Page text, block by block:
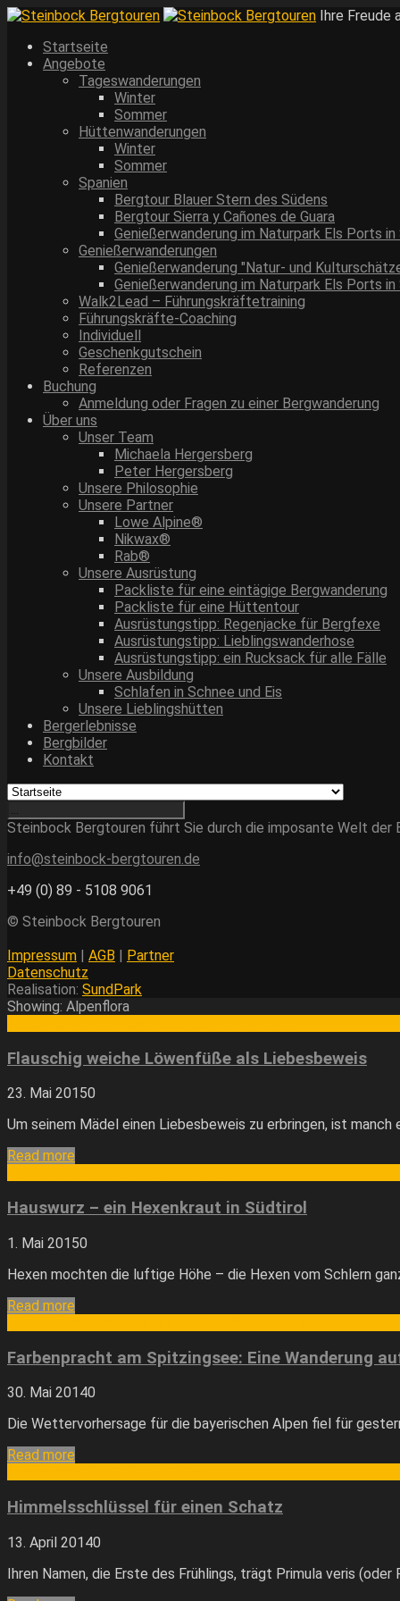
Ihre Freude
Startseite
Angebote
Tageswanderungen
Winter
Sommer
Hüttenwanderungen
Winter
Sommer
Spanien
Bergtour Blauer Stern des Südens
Bergtour Sierra y Cañones de Guara
Genießerwanderung im Naturpark Els Ports in
Genießerwanderungen
Genießerwanderung "Natur- und
Genießerwanderung im Naturpark Els Ports in
Walk2Lead – Führungskräftetraining
Führungskräfte-Coaching
Individuell
Geschenkgutschein
Referenzen
Buchung
Anmeldung oder Fragen zu einer Bergwanderung
Über uns
Unser Team
Michaela Hergersberg
Peter Hergersberg
Unsere Philosophie
Unsere Partner
Lowe Alpine®
Nikwax®
Rab®
Unsere Ausrüstung
Packliste für eine eintägige Bergwanderung
Packliste für eine Hüttentour
Ausrüstungstipp: Regenjacke für Bergfexe
Ausrüstungstipp: Lieblingswanderhose
Ausrüstungstipp: ein Rucksack für alle Fälle
Unsere Ausbildung
Schlafen in Schnee und Eis
Unsere Lieblingshütten
Bergerlebnisse
Bergbilder
Kontakt
Steinbock Bergtouren führt Sie durch die imposante Welt der
info@steinbock-bergtouren.de
+49 (0) 89 - 5108 9061
© Steinbock Bergtouren
Impressum | AGB | Partner
Datenschutz
Realisation: SundPark
Showing: Alpenflora
Flauschig weiche Löwenfüße als Liebesbeweis
23. Mai 20150
Um seinem Mädel einen Liebesbeweis zu erbringen, ist
Read more
Hauswurz – ein Hexenkraut in Südtirol
1. Mai 20150
Hexen mochten die luftige Höhe – die Hexen vom Schlern
Read more
Farbenpracht am Spitzingsee: Eine Wanderung
30. Mai 20140
Die Wettervorhersage für die bayerischen Alpen fiel für
Read more
Himmelsschlüssel für einen Schatz
13. April 20140
Ihren Namen, die Erste des Frühlings, trägt Primula veris